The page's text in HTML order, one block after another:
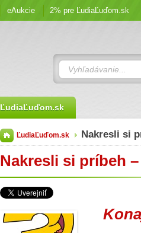
eAukcie 2% pre ĽudiaĽuďom.sk
ĽudiaĽuďom.sk
ĽudiaĽuďom.sk Nakresli si
Nakresli si príbeh